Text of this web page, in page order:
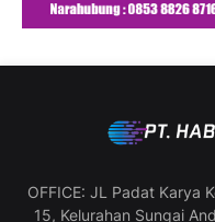
OFFICE: JL Padat Karya
15, Kelurahan Sungai